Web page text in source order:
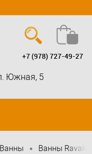
+7 (978) 727-49-27
Южная, 5
Bанны • Ванны Ravak